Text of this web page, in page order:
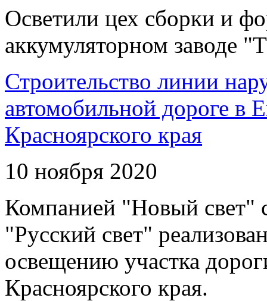
Осветили цех сборки и
аккумуляторном заводе
Строительство линии
автомобильной дороге в
Красноярского края
10 ноября 2020
Компанией "Новый свет"
"Русский свет"
освещению участка
Красноярского края.